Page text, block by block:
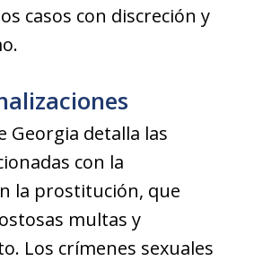
casos con discreción y
Georgia detalla las
con la
la prostitución, que
multas y
Los crímenes sexuales